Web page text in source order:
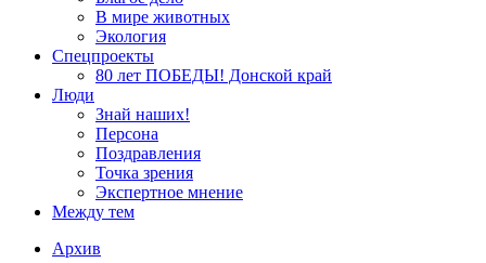
В мире животных
Экология
Спецпроекты
80 лет ПОБЕДЫ! Донской край
Люди
Знай наших!
Персона
Поздравления
Точка зрения
Экспертное мнение
Между тем
Архив